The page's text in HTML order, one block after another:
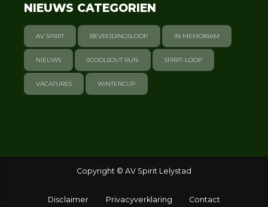
NIEUWS CATEGORIEN
AV SPIRIT BEVRIJDINGSLOOP IN MEMORIAM
NIEUWS SCOOLSOUT RUN SPIRIT-LOOP
VACATURES WINTERCUP
Copyright © AV Spirit Lelystad
Disclaimer Privacyverklaring Contact